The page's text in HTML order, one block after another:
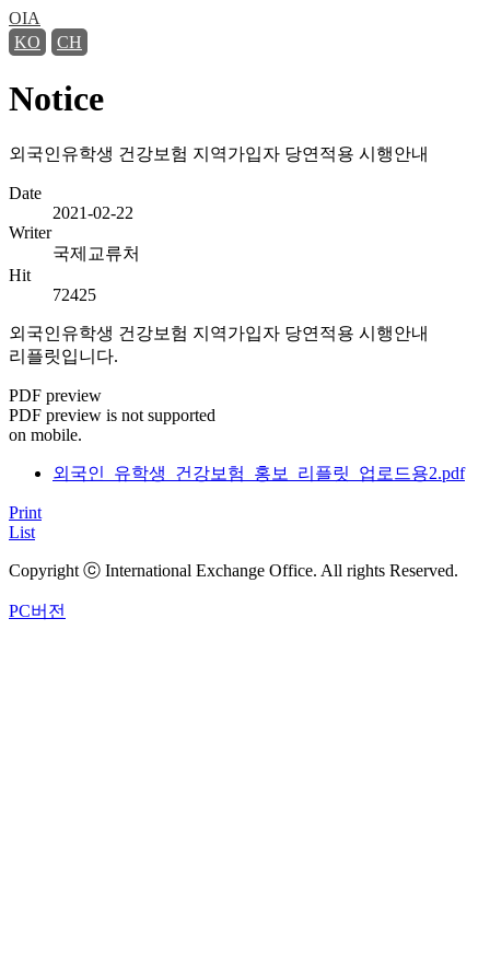
OIA
KO
CH
Notice
외국인유학생 건강보험 지역가입자 당연적용 시행안내
Date
2021-02-22
Writer
국제교류처
Hit
72425
외국인유학생 건강보험 지역가입자 당연적용 시행안내
리플릿입니다.
PDF preview
PDF preview is not supported
on mobile.
외국인_유학생_건강보험_홍보_리플릿_업로드용2.pdf
Print
List
Copyright ⓒ International Exchange Office. All rights Reserved.
PC버전